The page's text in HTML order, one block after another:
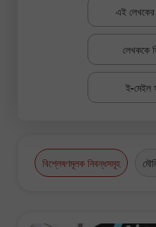
এই
লেখককে
ই-মেইল
বিশ্লেষণমূলক নিবন্ধসমূহ